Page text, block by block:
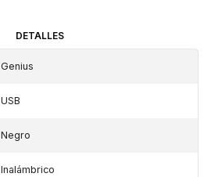
DETALLES
Genius
USB
Negro
Inalámbrico